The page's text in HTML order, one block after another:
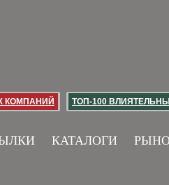
КОМПАНИЙ ТОП-100
КАТАЛОГИ